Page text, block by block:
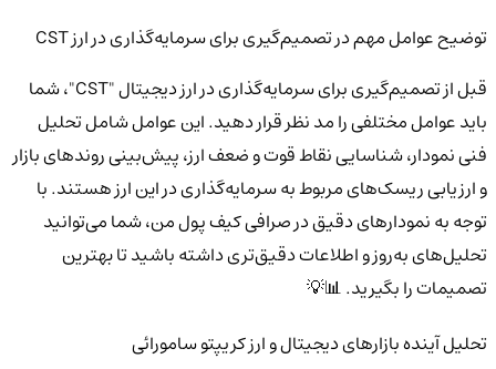
توضیح عوامل مهم در تصمیم‌گیری برای سرمایه‌گذاری در ارز CST
قبل از تصمیم‌گیری برای سرمایه‌گذاری در ارز دیجیتال "CST"، شما
باید عوامل مختلفی را مد نظر قرار دهید. این عوامل شامل تحلیل
فنی نمودار، شناسایی نقاط قوت و ضعف ارز، پیش‌بینی روندهای بازار
و ارزیابی ریسک‌های مربوط به سرمایه‌گذاری در این ارز هستند. با
توجه به نمودارهای دقیق در صرافی کیف پول من، شما می‌توانید
تحلیل‌های به‌روز و اطلاعات دقیق‌تری داشته باشید تا بهترین
تصمیمات را بگیرید. 📊💡
تحلیل آینده بازارهای دیجیتال و ارز کریپتو سامورائی